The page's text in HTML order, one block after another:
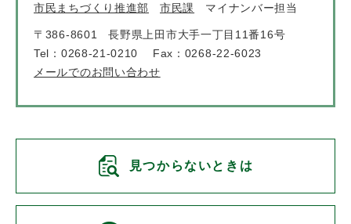
市民まちづくり推進部 市民課 マイナンバー担当
〒386-8601
長野県上田市大手一丁目11番16号
Tel：0268-21-0210
Fax：0268-22-6023
メールでのお問い合わせ
見つからないときは